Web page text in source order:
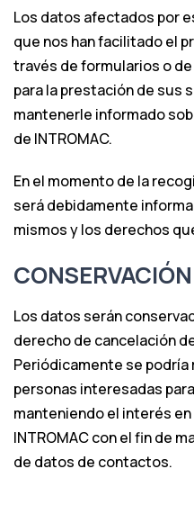
Los datos afectados por
que nos han facilitado el
través de formularios o
para la prestación de sus
mantenerle informado
de INTROMAC.
En el momento de la
será debidamente
mismos y los derechos
Los datos serán
derecho de cancelación
Periódicamente se podría
personas interesadas
manteniendo el interés
INTROMAC con el fin de
de datos de contactos.